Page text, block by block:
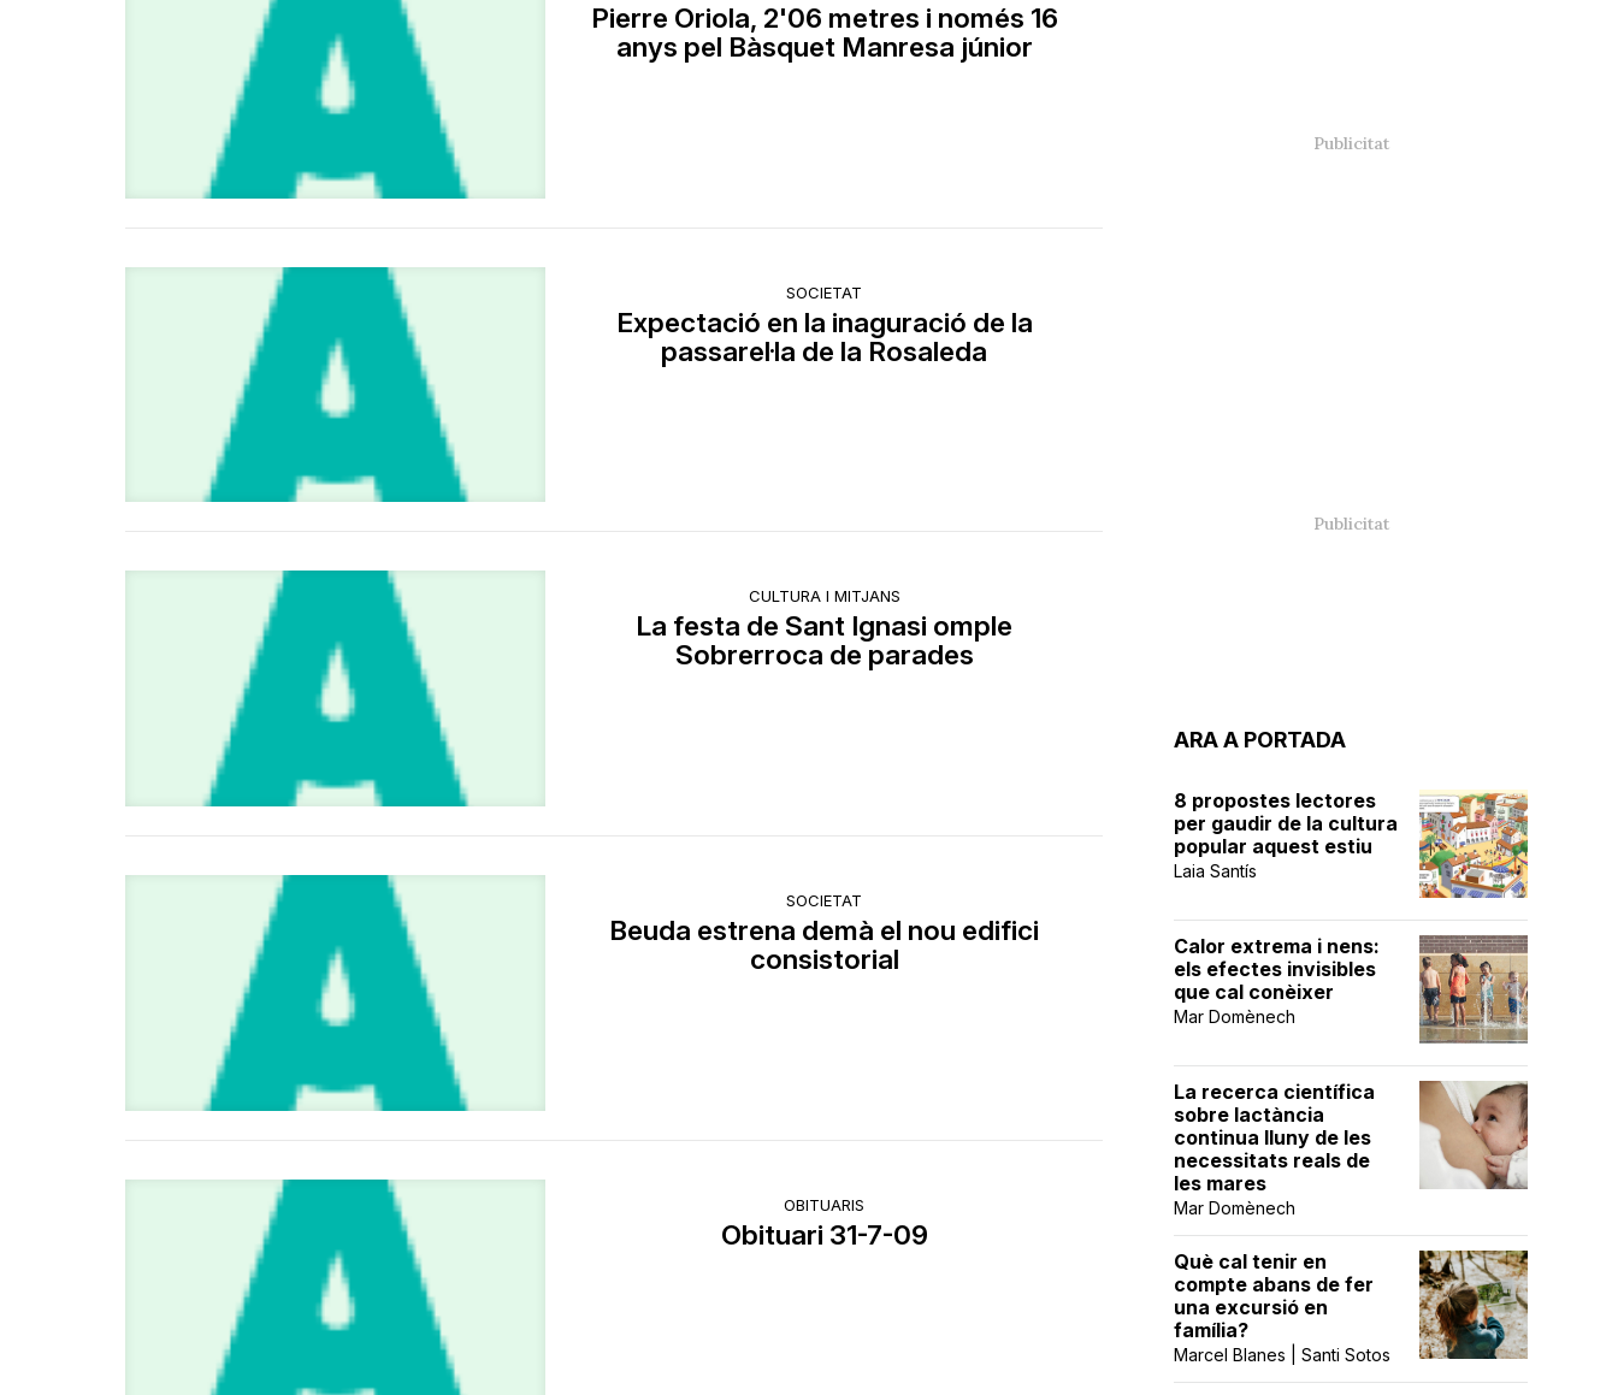
Pierre Oriola, 2'06 metres i només 16
anys pel Bàsquet Manresa júnior
SOCIETAT
Expectació en la inaguració de la
passarel·la de la Rosaleda
CULTURA I MITJANS
La festa de Sant Ignasi omple
Sobrerroca de parades
SOCIETAT
Beuda estrena demà el nou edifici
consistorial
OBITUARIS
Obituari 31-7-09
ARA A PORTADA
8 propostes lectores
per gaudir de la cultura
popular aquest estiu
Laia Santís
Calor extrema i nens:
els efectes invisibles
que cal conèixer
Mar Domènech
La recerca científica
sobre lactància
continua lluny de les
necessitats reals de
les mares
Mar Domènech
Què cal tenir en
compte abans de fer
una excursió en
família?
Marcel Blanes | Santi Sotos